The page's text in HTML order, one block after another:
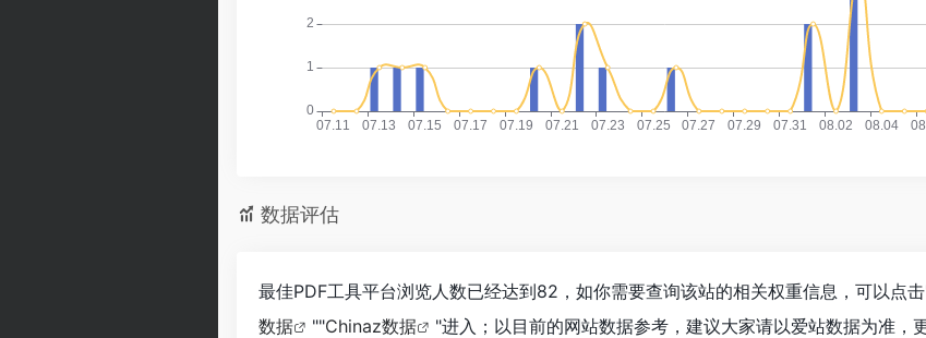
数据评估
最佳PDF工具平台浏览人数已经达到82，如你需要查询该站的相关权重信息，可以点
数据
""Chinaz数据
"进入；以目前的网站数据参考，建议大家请以爱站数据为准，